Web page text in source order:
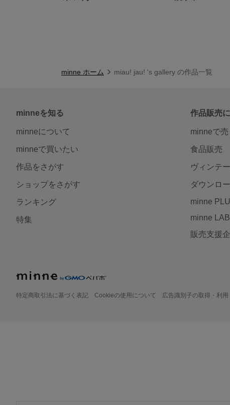
minne ホーム miau! jau! 's gallery の作品一覧
minneを知る
minneについて
minneで買いたい
作品をさがす
ショップをさがす
ランキング
特集
作品販売
minneで
食品販売
ヴィンテ
ダウンロ
minne
minne LAB
販売支援
特定商取引法に基づく表記 Cookieの使用について 広告識別子の取得・利用